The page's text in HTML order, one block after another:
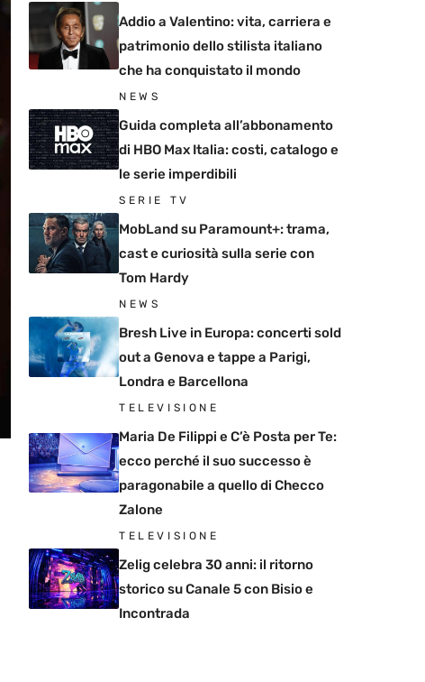
Addio a Valentino: vita, carriera e
patrimonio dello stilista italiano
che ha conquistato il mondo
NEWS
Guida completa all’abbonamento
di HBO Max Italia: costi, catalogo e
le serie imperdibili
SERIE TV
MobLand su Paramount+: trama,
cast e curiosità sulla serie con
Tom Hardy
NEWS
Bresh Live in Europa: concerti sold
out a Genova e tappe a Parigi,
Londra e Barcellona
TELEVISIONE
Maria De Filippi e C’è Posta per Te:
ecco perché il suo successo è
paragonabile a quello di Checco
Zalone
TELEVISIONE
Zelig celebra 30 anni: il ritorno
storico su Canale 5 con Bisio e
Incontrada